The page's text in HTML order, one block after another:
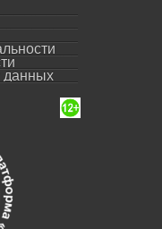
данных